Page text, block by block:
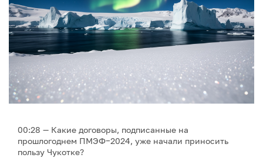
00:28 — Какие договоры, подписанные на
прошлогоднем ПМЭФ−2024, уже начали приносить
пользу Чукотке?